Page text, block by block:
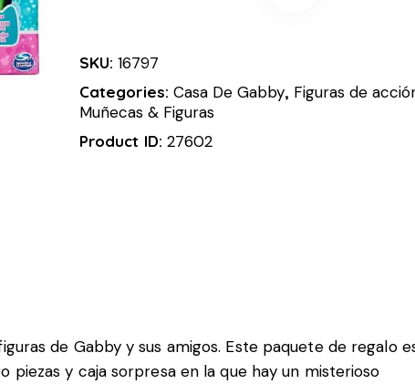
SKU:16797
Categories:Casa De Gabby, Figuras de
Muñecas & Figuras
Product ID:27602
de Gabby y sus amigos. Este paquete de regalo
piezas y caja sorpresa en la que hay un misterioso